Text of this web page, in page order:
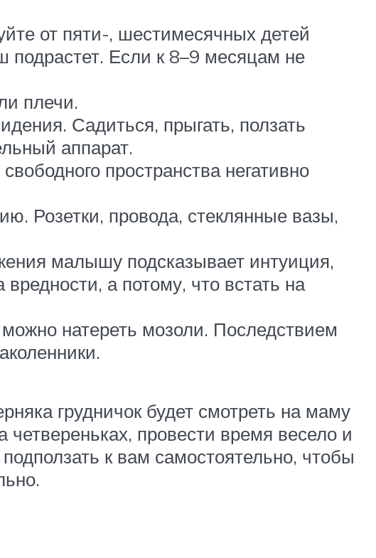
от пяти-, шестимесячных детей
подрастет. Если к 8–9 месяцам не
плечи.
Садиться, прыгать, ползать
аппарат.
пространства негативно
Розетки, провода, стеклянные вазы,
малышу подсказывает интуиция,
а потому, что встать на
натереть мозоли. Последствием
грудничок будет смотреть на маму
провести время весело и
к вам самостоятельно, чтобы